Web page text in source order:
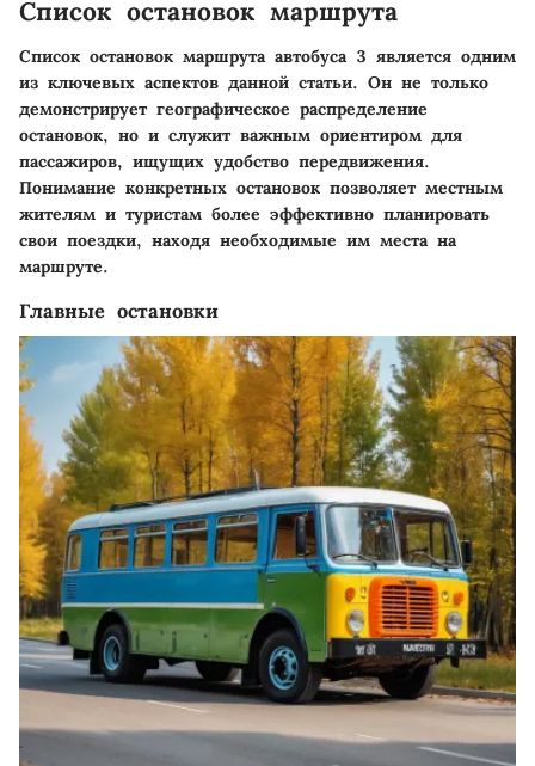
Список остановок маршрута
Список остановок маршрута автобуса 3 является одним
из ключевых аспектов данной статьи. Он не только
демонстрирует географическое распределение
остановок, но и служит важным ориентиром для
пассажиров, ищущих удобство передвижения.
Понимание конкретных остановок позволяет местным
жителям и туристам более эффективно планировать
свои поездки, находя необходимые им места на
маршруте.
Главные остановки